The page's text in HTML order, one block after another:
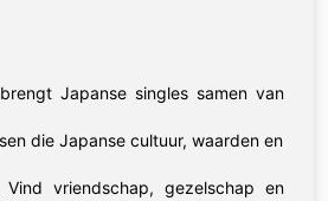
Japanse singles samen van
die Japanse cultuur, waarden en
vriendschap, gezelschap en